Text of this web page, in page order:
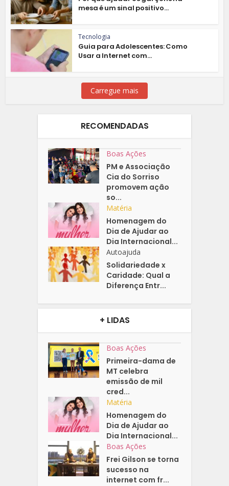
mesa é um sinal positivo...
Tecnologia
Guia para Adolescentes: Como
Usar a Internet com...
Carregue mais
RECOMENDADAS
Boas Ações
PM e Associação
Cia do Sorriso
promovem ação
so...
Matéria
Homenagem do
Dia de Ajudar ao
Dia Internacional...
Autoajuda
Solidariedade x
Caridade: Qual a
Diferença Entr...
+ LIDAS
Boas Ações
Primeira-dama de
MT celebra
emissão de mil
cred...
Matéria
Homenagem do
Dia de Ajudar ao
Dia Internacional...
Boas Ações
Frei Gilson se torna
sucesso na
internet com fr...